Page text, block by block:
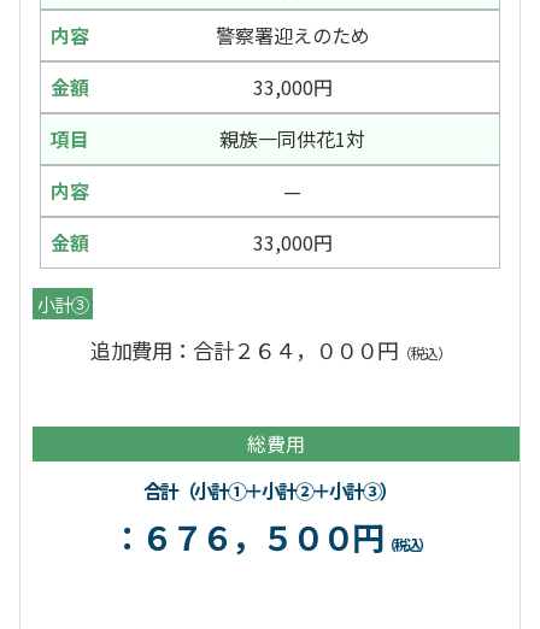
警察署迎えのため
33,000円
親族一同供花1対
—
33,000円
小計③
追加費用：合計２６４，０００円 （税込）
総費用
合計（小計①＋小計②＋小計③）
：６７６，５００円 （税込）